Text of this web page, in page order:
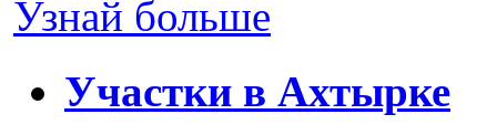
Узнай больше
Участки в Ахтырке